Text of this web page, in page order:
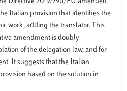
Italian provision that identifies the
work, adding the translator. This
amendment is doubly
of the delegation law, and for
It suggests that the Italian
based on the solution in